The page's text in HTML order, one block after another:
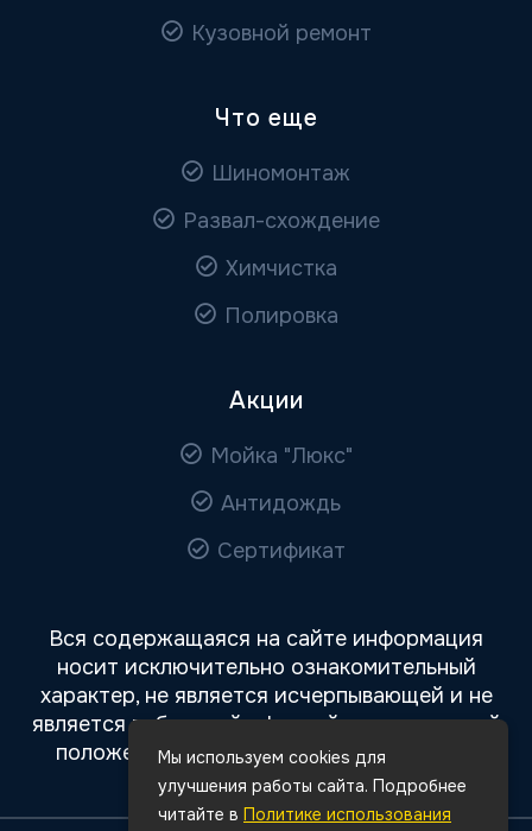
Кузовной ремонт
Что еще
Шиномонтаж
Развал-схождение
Химчистка
Полировка
Акции
Мойка "Люкс"
Антидождь
Сертификат
Вся содержащаяся на сайте информация
носит исключительно ознакомительный
характер, не является исчерпывающей и не
является публичной офертой, определяемой
положениями статьи 437 Гражданского
кодекса РФ.
Мы используем cookies для
улучшения работы сайта. Подробнее
читайте в Политике использования